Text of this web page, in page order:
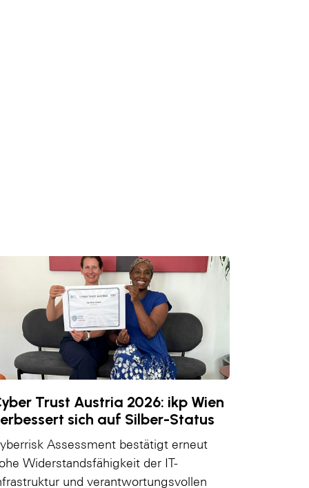
Trust Austria 2026: ikp Wien
sich auf Silber-Status
Assessment bestätigt erneut
Widerstandsfähigkeit der IT-
und verantwortungsvollen